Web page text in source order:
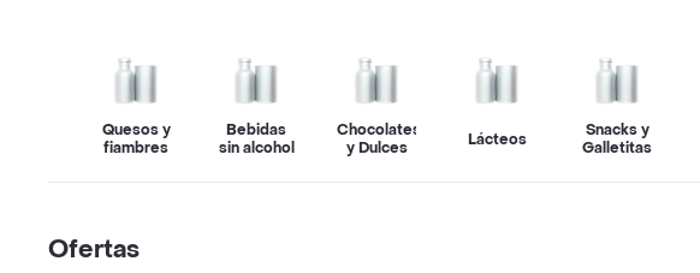
Quesos y
fiambres
Bebidas
sin alcohol
Chocolates
y Dulces
Lácteos
Snacks y
Galletitas
Ofertas